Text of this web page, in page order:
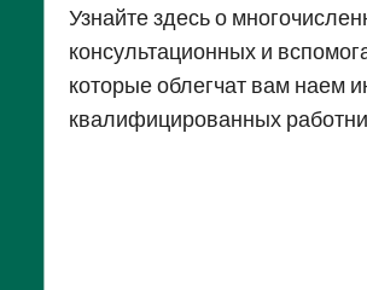
Узнайте здесь о
консультационных и
которые облегчат вам наем
квалифицированных